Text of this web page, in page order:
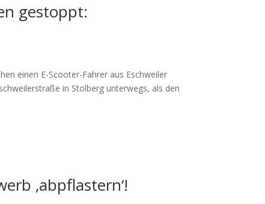
gestoppt:
einen E-Scooter-Fahrer aus Eschweiler
in Stolberg unterwegs, als den
‚abpflastern‘!